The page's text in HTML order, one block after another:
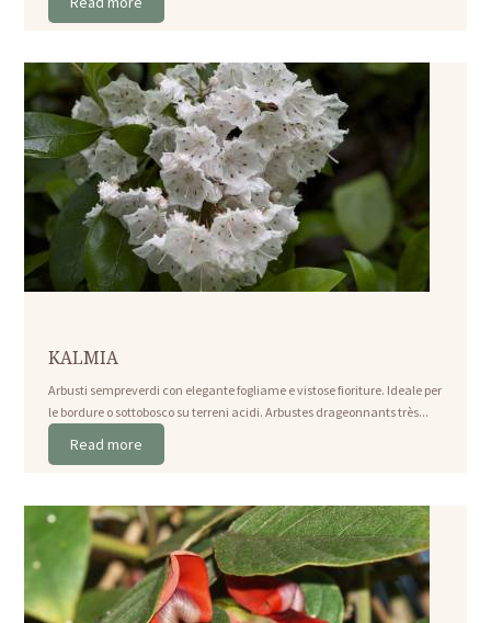
KALMIA
Arbusti sempreverdi con elegante fogliame e vistose fioriture. Ideale per
le bordure o sottobosco su terreni acidi. Arbustes drageonnants très...
Read more